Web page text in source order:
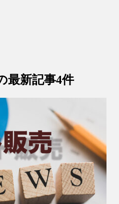
最新記事4件